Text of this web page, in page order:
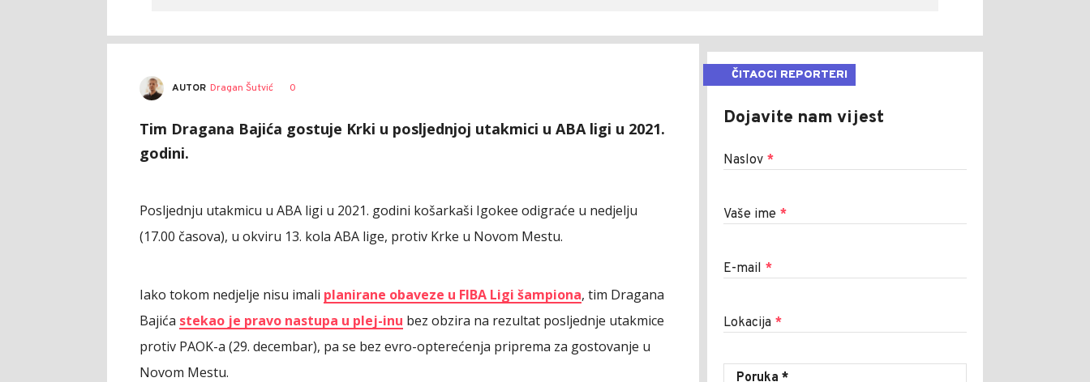
AUTOR Dragan Šutvić 0
Tim Dragana Bajića gostuje Krki u posljednjoj utakmici u ABA ligi u 2021.
godini.
Posljednju utakmicu u ABA ligi u 2021. godini košarkaši Igokee odigraće u nedjelju
(17.00 časova), u okviru 13. kola ABA lige, protiv Krke u Novom Mestu.
Iako tokom nedjelje nisu imali planirane obaveze u FIBA Ligi šampiona, tim Dragana
Bajića stekao je pravo nastupa u plej-inu bez obzira na rezultat posljednje utakmice
protiv PAOK-a (29. decembar), pa se bez evro-opterećenja priprema za gostovanje u
Novom Mestu.
ČITAOCI REPORTERI
Dojavite nam vijest
Naslov *
Vaše ime *
E-mail *
Lokacija *